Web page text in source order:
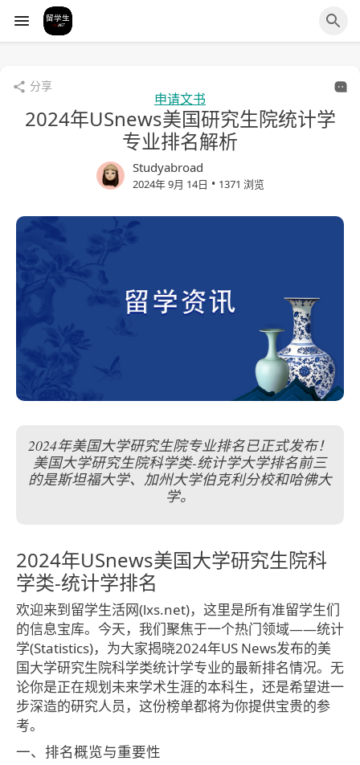
分享
申请文书
2024年USnews美国研究生院统计学
专业排名解析
Studyabroad
2024年 9月 14日 • 1371 浏览
2024年美国大学研究生院专业排名已正式发布！
美国大学研究生院科学类-统计学大学排名前三
的是斯坦福大学、加州大学伯克利分校和哈佛大
学。
2024年USnews美国大学研究生院科
学类-统计学排名
欢迎来到留学生活网(lxs.net)，这里是所有准留学生们
的信息宝库。今天，我们聚焦于一个热门领域——统计
学(Statistics)，为大家揭晓2024年US News发布的美
国大学研究生院科学类统计学专业的最新排名情况。无
论你是正在规划未来学术生涯的本科生，还是希望进一
步深造的研究人员，这份榜单都将为你提供宝贵的参
考。
一、排名概览与重要性